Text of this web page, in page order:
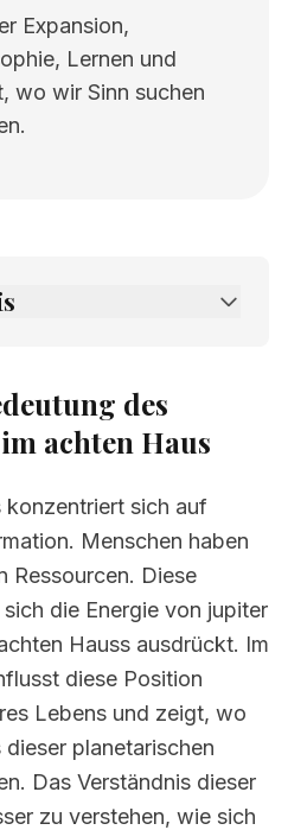
Expansion,
Lernen und
wo wir Sinn suchen
des
achten Haus
konzentriert sich auf
Menschen haben
Ressourcen. Diese
die Energie von jupiter
Hauss ausdrückt. Im
diese Position
Lebens und zeigt, wo
planetarischen
Das Verständnis dieser
zu verstehen, wie sich